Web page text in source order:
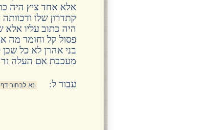
אלא אחד ציץ היה
קתדרון שלו
היה כתוב עליו
פסול קל וחומר מה
בני אהרן לא כל
מעכבת אם העלה זר
:עבור ל